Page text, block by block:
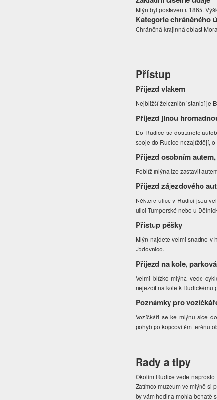
Mlýn byl postaven r. 1865.
Kategorie chráněného
Chráněná krajinná oblast
Přístup
Příjezd vlakem
Nejbližší železniční stanicí je
Příjezd jinou
Do Rudice se dostanete
spoje do Rudice nezajíždějí,
Příjezd osobním
Poblíž mlýna lze zastavit
Příjezd zájezdového
Některé ulice v Rudici jsou
ulici Tumperské nebo u
Přístup pěšky
Mlýn najdete velmi snadno v
Jedovnice.
Příjezd na kole,
Velmi blízko mlýna vede
nejezdit na kole k Rudickému
Poznámky pro
Vozíčkáři se ke mlýnu sice
pohyb po kopcovitém terénu
Rady a tipy
Okolím Rudice vede
Zatímco muzeum ve mlýně si
by vám hodina mohla bohatě